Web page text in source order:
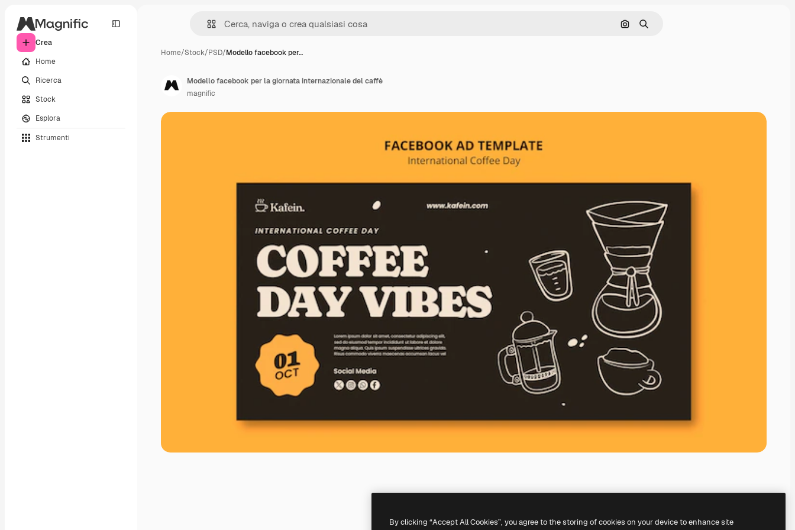
Crea
Home
Ricerca
Stock
Esplora
Strumenti
Cerca per immagine
Ricerca
Home/Stock/PSD/Modello facebook per…
Modello facebook per la giornata internazionale del caffè
magnific
By clicking “Accept All Cookies”, you agree to the storing of cookies on your device to enhance site